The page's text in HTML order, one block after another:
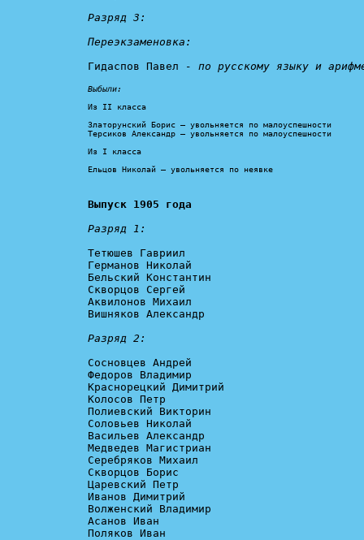
Разряд 3:
Переэкзаменовка:
Гидаспов Павел
- по русскому языку и
Выбыли:
Из II класса
Златорунский Борис – увольняется по малоуспешности
Терсиков Александр – увольняется по малоуспешности
Из I класса
Ельцов Николай – увольняется по неявке
Выпуск 1905 года
Разряд 1:
Тетюшев Гавриил
Германов Николай
Бельский Константин
Скворцов Сергей
Аквилонов Михаил
Вишняков Александр
Разряд 2:
Сосновцев Андрей
Федоров Владимир
Краснорецкий Димитрий
Колосов Петр
Полиевский Викторин
Соловьев Николай
Васильев Александр
Медведев Магистриан
Серебряков Михаил
Скворцов Борис
Царевский Петр
Иванов Димитрий
Волженский Владимир
Асанов Иван
Поляков Иван